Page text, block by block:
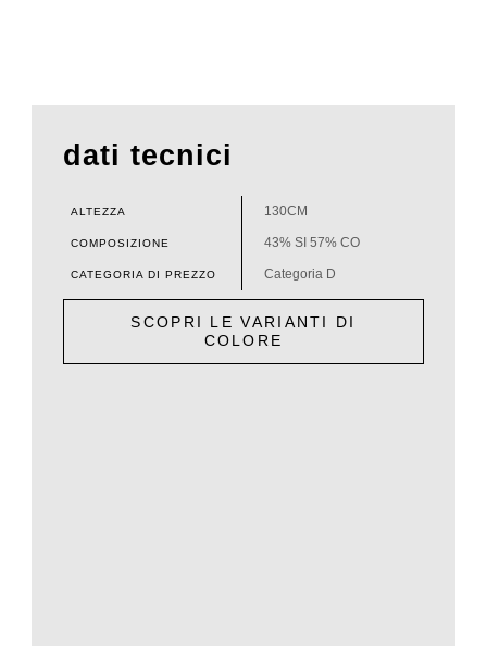
dati tecnici
ALTEZZA 130CM
COMPOSIZIONE 43% SI 57% CO
CATEGORIA DI PREZZO Categoria D
SCOPRI LE VARIANTI DI
COLORE